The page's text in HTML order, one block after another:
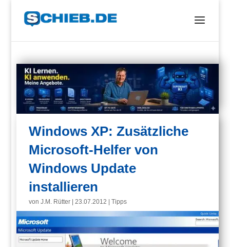
Windows XP: Zusätzliche
Microsoft-Helfer von
Windows Update
installieren
vonJ.M. Rütter |23.07.2012 |Tipps